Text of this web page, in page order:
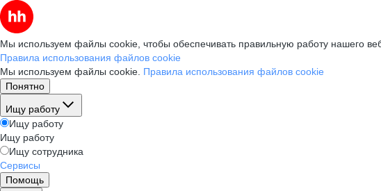
Мы используем файлы cookie, чтобы обеспечивать правильную работу нашего
Правила использования файлов cookie
Мы используем файлы cookie. Правила использования файлов cookie
Понятно
Ищу работу
Ищу работу
Ищу работу
Ищу сотрудника
Сервисы
Помощь